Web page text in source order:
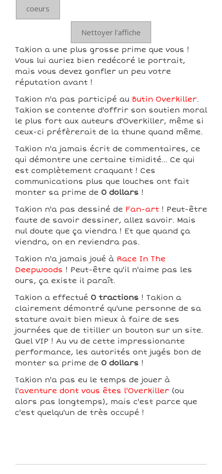
coeurs
Nettoyer l'affiche
Takion a une plus grosse prime que vous !
Vous lui auriez bien redécoré le portrait,
mais vous devez gonfler un peu votre
réputation avant !
Takion n'a pas participé au Butin Overkiller.
Takion se contente d'offrir son soutien moral
le plus fort aux auteurs d'Overkiller, même si
ceux-ci préfèrerait de la thune quand même.
Takion n'a jamais écrit de commentaires, ce
qui démontre une certaine timidité... Ce qui
est complètement craquant ! Ces
communications plus que louches ont fait
monter sa prime de 0 dollars !
Takion n'a pas dessiné de Fan-art ! Peut-être
faute de savoir dessiner, allez savoir. Mais
nul doute que ça viendra ! Et que quand ça
viendra, on en reviendra pas.
Takion n'a jamais joué à Race In The
Deepwoods ! Peut-être qu'il n'aime pas les
ours, ça existe il paraît.
Takion a effectué 0 tractions ! Takion a
clairement démontré qu'une personne de sa
stature avait bien mieux à faire de ses
journées que de titiller un bouton sur un site.
Quel VIP ! Au vu de cette impressionante
performance, les autorités ont jugés bon de
monter sa prime de 0 dollars !
Takion n'a pas eu le temps de jouer à
l'aventure dont vous êtes l'Overkiller (ou
alors pas longtemps), mais c'est parce que
c'est quelqu'un de très occupé !